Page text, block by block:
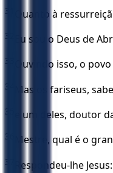
31 Quanto à
32 Eu sou o Deus de
33 Ouvindo isso, o
34 Mas os fariseus,
35 e um deles, doutor
36 Mestre, qual é o
37 Respondeu-lhe